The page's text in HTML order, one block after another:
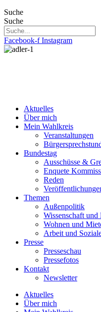
Suche
Suche
Facebook-f Instagram
Aktuelles
Über mich
Mein Wahlkreis
Veranstaltungen
Bundestag
Ausschüsse &
Enquete
Reden
Themen
Außenpolitik
Wissenschaft und
Wohnen und
Arbeit und
Presse
Presseschau
Pressefotos
Kontakt
Newsletter
Aktuelles
Über mich